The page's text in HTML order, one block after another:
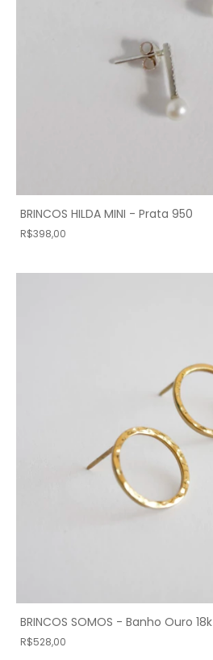
BRINCOS HILDA MINI - Prata 950
R$398,00
BRINCOS SOMOS - Banho Ouro 18k
R$528,00